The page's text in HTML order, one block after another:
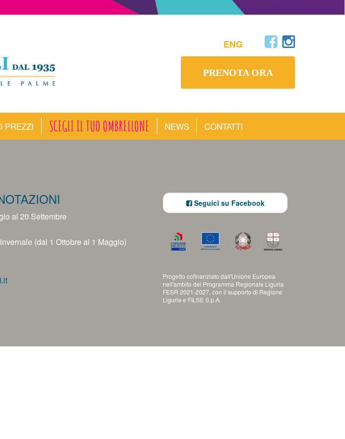
ENG
PRENOTA ORA
PREZZI SCEGLI IL TUO OMBRELLONE NEWS CONTATTI
al 20 Settembre
(dal 1 Ottobre al 1 Maggio)
Seguici su Facebook
Progetto cofinanziato dall'Unione Europea
nell'ambito del Programma Regionale Liguria
FESR 2021-2027, con il supporto di Regione
Liguria e FILSE S.p.A.